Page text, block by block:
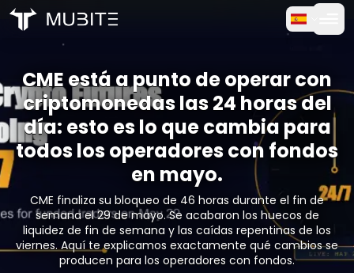
Cómo funciona
Prueba Gratuita
Preguntas frecuentes
Trading
Sobre nosotros
/ Informes Cripto
/ CME está a punto de operar con criptomonedas las
CME está a punto de operar con
criptomonedas las 24 horas del
día: esto es lo que cambia para
todos los operadores con fondos
en mayo.
CME finaliza su bloqueo de 46 horas durante el fin de
semana el 29 de mayo. Se acabaron los huecos de
liquidez de fin de semana y las caídas repentinas de los
viernes. Aquí te explicamos exactamente qué cambios se
producen para los operadores con fondos.